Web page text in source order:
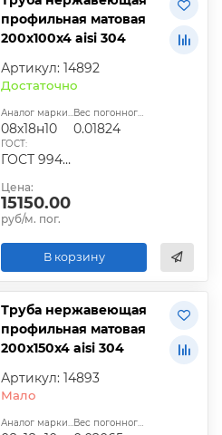
профильная матовая
200х100х4 aisi 304
Артикул: 14892
Достаточно
Аналог марки стали:
08х18н10
Вес погонного метра, т.:
0.01824
ГОСТ:
ГОСТ 9940-81
Цена:
15150.00
руб/м. пог.
В корзину
Труба нержавеющая
профильная матовая
200х150х4 aisi 304
Артикул: 14893
Мало
Аналог марки стали: Вес погонного метра, т.: